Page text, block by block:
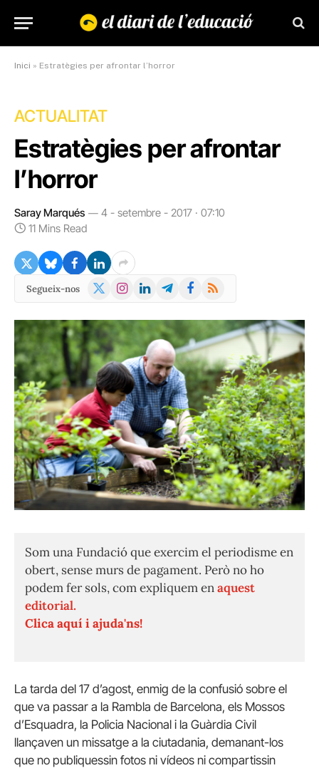
Inici » Estratègies per afrontar l’horror
ACTUALITAT
Estratègies per afrontar
l’horror
Saray Marqués
4 - setembre - 2017 · 07:10
11 Mins Read
Segueix-nos
X
Instagram
LinkedInTelegramFacebook
RSS
Som una Fundació que exercim el periodisme en
obert, sense murs de pagament. Però no ho
podem fer sols, com expliquem enaquest
editorial.
Clica aquí i ajuda'ns!
La tarda del 17 d’agost, enmig de la confusió sobre el
que va passar a la Rambla de Barcelona, ​​els Mossos
d’Esquadra, la Policia Nacional i la Guàrdia Civil
llançaven un missatge a la ciutadania, demanant-los
que no publiquessin fotos ni vídeos ni compartissin